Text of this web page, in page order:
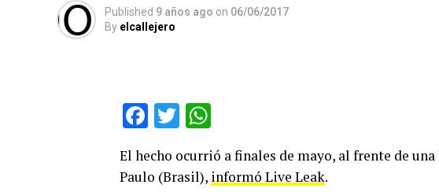
Published 9 años ago on 06/06/2017
By elcallejero
Facebook
Twitter
El hecho ocurrió a finales de mayo, al frente de
Paulo (Brasil), informó Live Leak.